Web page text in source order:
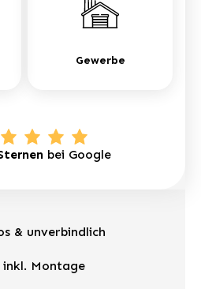
Gewerbe
bei Google
& unverbindlich
inkl. Montage